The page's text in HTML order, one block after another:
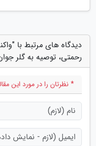
دیدگاه های مرتبط با
رحمتی، توصیه به گلر
* نظرتان را در مورد این